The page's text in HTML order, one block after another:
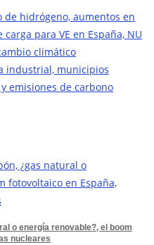
de hidrógeno, aumentos en
para VE en España, NU
climático
industrial, municipios
emisiones de carbono
o energía renovable?, el boom
nucleares